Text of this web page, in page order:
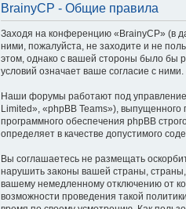
BrainyCP - Общие правила
Заходя на конференцию «BrainyCP» (в
ними, пожалуйста, не заходите и не
этом, однако с вашей стороны было бы
условий означает ваше согласие с ними.
Наши форумы работают под
Limited», «phpBB Teams»), выпущенного
программного обеспечения phpBB
определяет в качестве допустимого
Вы соглашаетесь не размещать
нарушить законы вашей страны,
вашему немедленному отключению от
возможности проведения такой